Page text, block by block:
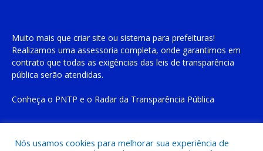
Muito mais que criar site ou sistema para prefeituras!
Realizamos uma assessoria completa, onde garantimos em
contrato que todas as exigências das leis de transparência
pública serão atendidas.
Conheça o PNTP e o Radar da Transparência Pública
Nós usamos cookies para melhorar sua experiência de